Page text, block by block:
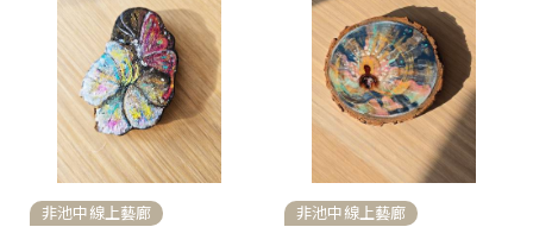
非池中線上藝廊 非池中線上藝廊